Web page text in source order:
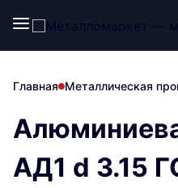
Главная Металлическая
АД1 d 3.15